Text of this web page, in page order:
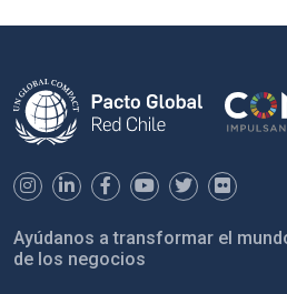
Ayúdanos a transformar el
de los negocios